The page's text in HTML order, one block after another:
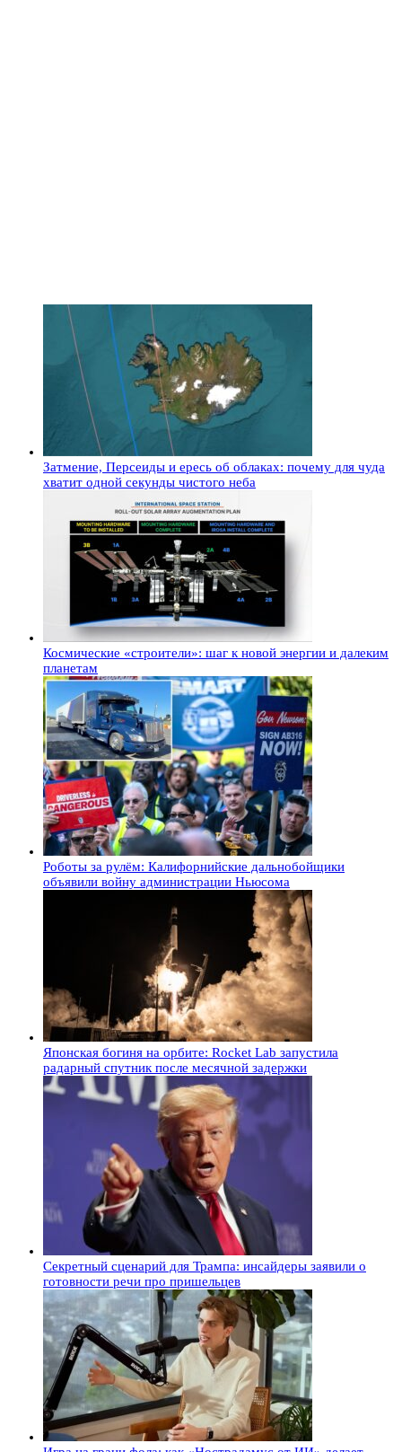
Затмение, Персеиды и ересь об облаках: почему для чуда
хватит одной секунды чистого неба
Космические «строители»: шаг к новой энергии и далеким
планетам
Роботы за рулём: Калифорнийские дальнобойщики
объявили войну администрации Ньюсома
Японская богиня на орбите: Rocket Lab запустила
радарный спутник после месячной задержки
Секретный сценарий для Трампа: инсайдеры заявили о
готовности речи про пришельцев